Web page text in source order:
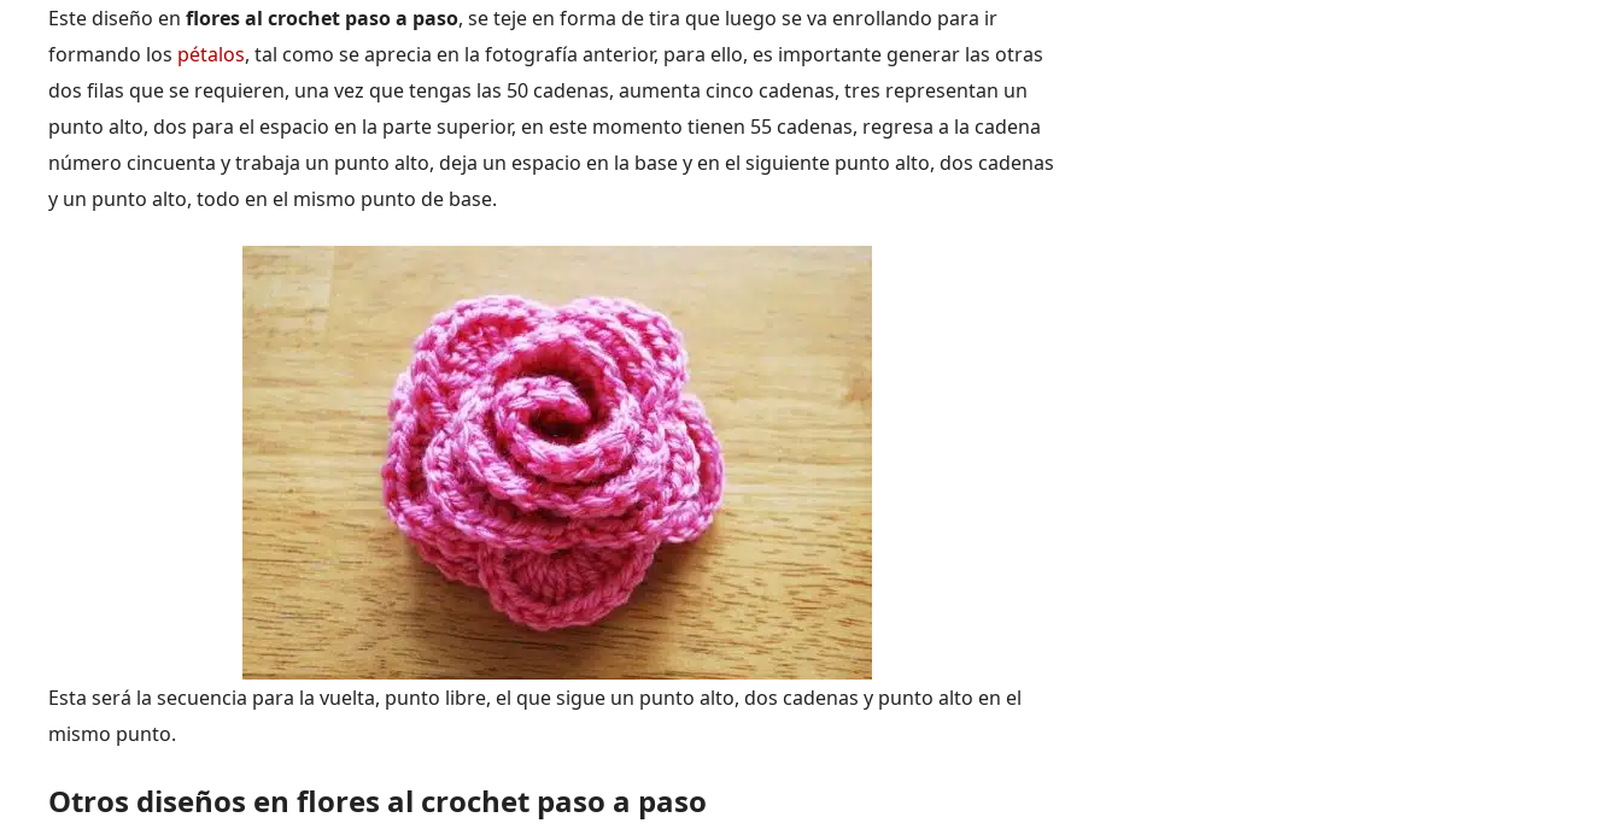
Este diseño en flores al crochet paso a paso, se teje en forma de tira que luego se va enrollando para ir
formando los pétalos, tal como se aprecia en la fotografía anterior, para ello, es importante generar las otras
dos filas que se requieren, una vez que tengas las 50 cadenas, aumenta cinco cadenas, tres representan un
punto alto, dos para el espacio en la parte superior, en este momento tienen 55 cadenas, regresa a la cadena
número cincuenta y trabaja un punto alto, deja un espacio en la base y en el siguiente punto alto, dos cadenas
y un punto alto, todo en el mismo punto de base.
Esta será la secuencia para la vuelta, punto libre, el que sigue un punto alto, dos cadenas y punto alto en el
mismo punto.
Otros diseños en flores al crochet paso a paso